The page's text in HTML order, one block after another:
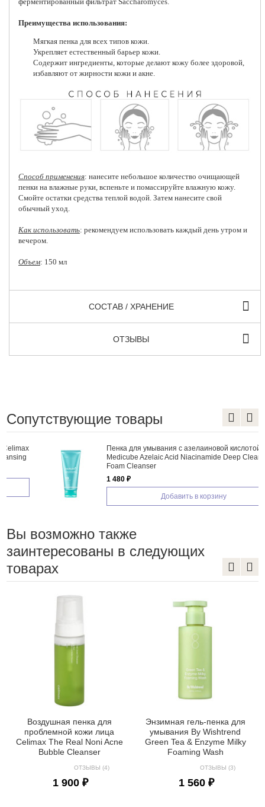
Преимущества использования:
Мягкая пенка для всех типов кожи.
Укрепляет естественный барьер кожи.
Содержит ингредиенты, которые делают кожу более здоровой,
избавляют от жирности кожи и акне.
Способ применения: нанесите небольшое количество очищающей
пенки на влажные руки, вспеньте и помассируйте влажную кожу.
Смойте остатки средства теплой водой. Затем нанесите свой
обычный уход.
Как использовать: рекомендуем использовать каждый день утром и
вечером.
Объем: 150 мл
СОСТАВ / ХРАНЕНИЕ
ОТЗЫВЫ
Сопутствующие товары
Пенка для умывания с азелаиновой кислотой
Medicube Azelaic Acid Niacinamide Deep Clean
Foam Cleanser
1 480 ₽
Добавить в корзину
Вы возможно также
заинтересованы в следующих
товарах
Воздушная пенка для
проблемной кожи лица
Celimax The Real Noni Acne
Bubble Cleanser
ОТЗЫВЫ (4)
1 900 ₽
Энзимная гель-пенка для
умывания By Wishtrend
Green Tea & Enzyme Milky
Foaming Wash
ОТЗЫВЫ (3)
1 560 ₽